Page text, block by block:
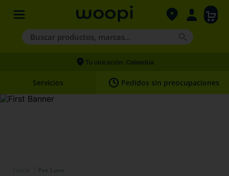
Buscar productos, marcas...
Términos más buscados
2.
nexgard
Tu ubicación: Colombia
Servicios Pedidos sin preocupaciones